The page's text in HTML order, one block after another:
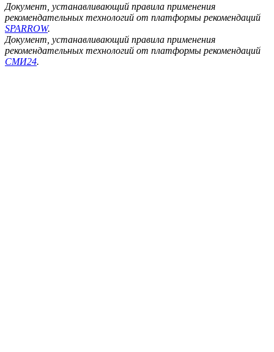
Документ, устанавливающий правила применения
рекомендательных технологий от платформы рекомендаций
SPARROW.
Документ, устанавливающий правила применения
рекомендательных технологий от платформы рекомендаций
СМИ24.